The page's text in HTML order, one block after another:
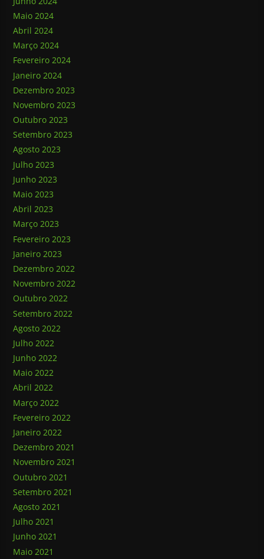
Maio 2024
Abril 2024
Março 2024
Fevereiro 2024
Janeiro 2024
Dezembro 2023
Novembro 2023
Outubro 2023
Setembro 2023
Agosto 2023
Julho 2023
Junho 2023
Maio 2023
Abril 2023
Março 2023
Fevereiro 2023
Janeiro 2023
Dezembro 2022
Novembro 2022
Outubro 2022
Setembro 2022
Agosto 2022
Julho 2022
Junho 2022
Maio 2022
Abril 2022
Março 2022
Fevereiro 2022
Janeiro 2022
Dezembro 2021
Novembro 2021
Outubro 2021
Setembro 2021
Agosto 2021
Julho 2021
Junho 2021
Maio 2021